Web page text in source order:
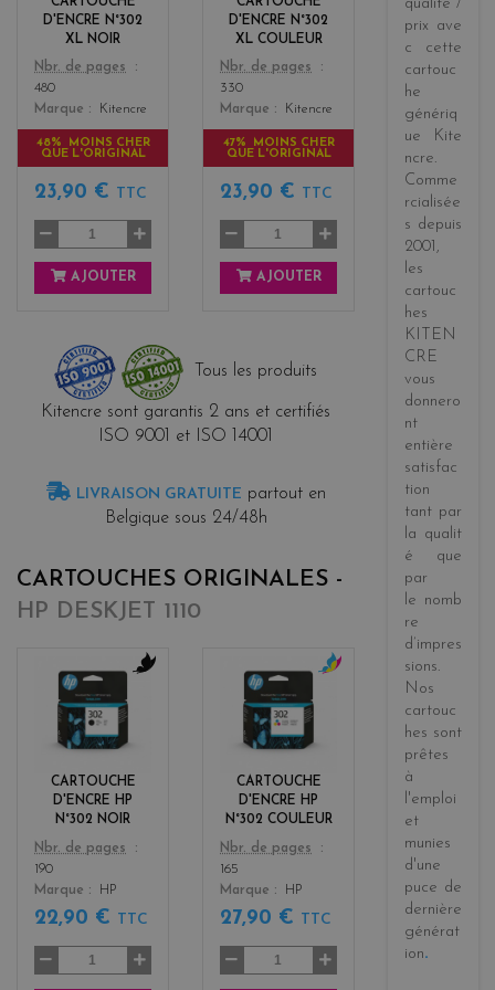
D'ENCRE N°302
XL NOIR
Color
Nbr. de pages
480
Marque
Kitencre
48% MOINS CHER
QUE L'ORIGINAL
23,90 € TTC
AJOUTER
D'ENCRE N°302
XL COULEUR
Color
s
Nbr. de pages
330
Marque
Kitencre
47% MOINS CHER
QUE L'ORIGINAL
23,90 € TTC
AJOUTER
Tous les produits
Kitencre sont garantis 2 ans et certifiés
ISO 9001 et ISO 14001
LIVRAISON GRATUITE partout en
Belgique sous 24/48h
CARTOUCHES ORIGINALES -
HP DESKJET 1110
CARTOUCHE
D'ENCRE HP
N°302 NOIR
Color
k
Nbr. de pages
190
Marque
HP
22,90 € TTC
CARTOUCHE
D'ENCRE HP
N°302 COULEUR
Color
r
Nbr. de pages
165
Marque
HP
27,90 € TTC
qualité /
prix ave
c cette
cartouc
he
génériq
ue
Kite
ncre.
Comme
rcialisée
s depuis
2001 ,
les
cartouc
hes
KITEN
CRE
vous
donnero
nt
entière
satisfac
tion
tant par
la qualit
é que
par
le nomb
re
d’impres
sions.
Nos
cartouc
hes sont
prêtes
à
l'emploi
et
munies
d'une
puce de
dernière
générat
ion.